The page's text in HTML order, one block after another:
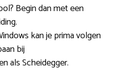
Begin dan met een
kan je prima volgen
bij
als Scheidegger.